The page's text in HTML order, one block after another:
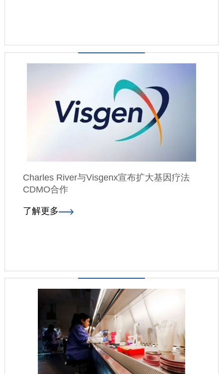
Charles River与Visgenx宣布扩大基因疗法
CDMO合作
了解更多